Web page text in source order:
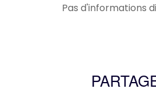
Pas d'informations